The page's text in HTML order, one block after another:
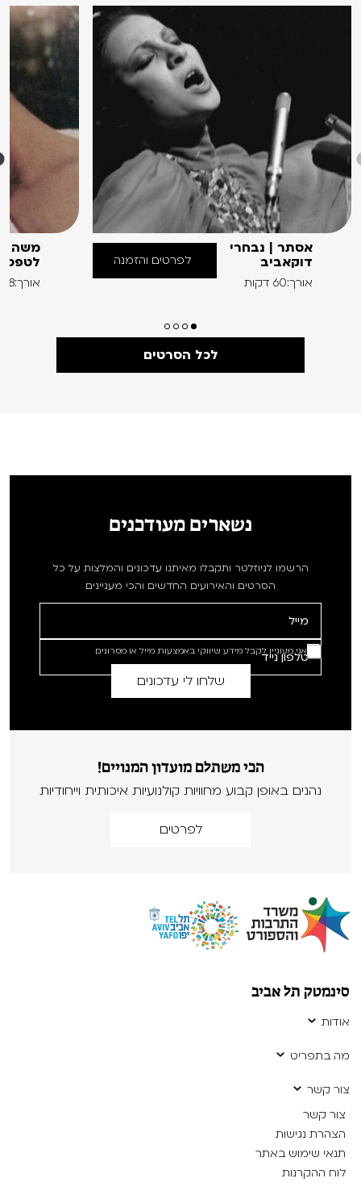
אסתר | נבחרי
דוקאביב
אורך:60 דקות
לפרטים והזמנה
משה
לטפס
אורך:88 דקות
לכל הסרטים
נשארים מעודכנים
הרשמו לניוזלטר ותקבלו מאיתנו עדכונים והמלצות על כל
הסרטים והאירועים החדשים והכי מעניינים
אני מעוניין לקבל מידע שיווקי באמצעות מייל או מסרונים
הכי משתלם מועדון המנויים!
נהנים באופן קבוע מחוויות קולנועיות איכותית וייחודיות
לפרטים
סינמטק תל אביב
אודות
מה בתפריט
צור קשר
צור קשר
הצהרת נגישות
תנאי שימוש באתר
לוח ההקרנות